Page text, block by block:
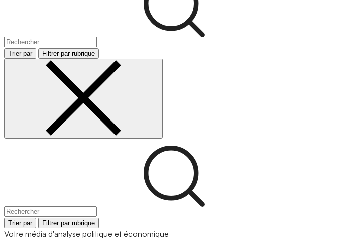
Trier par Filtrer par rubrique
Trier par Filtrer par rubrique
Votre média d'analyse politique et économique